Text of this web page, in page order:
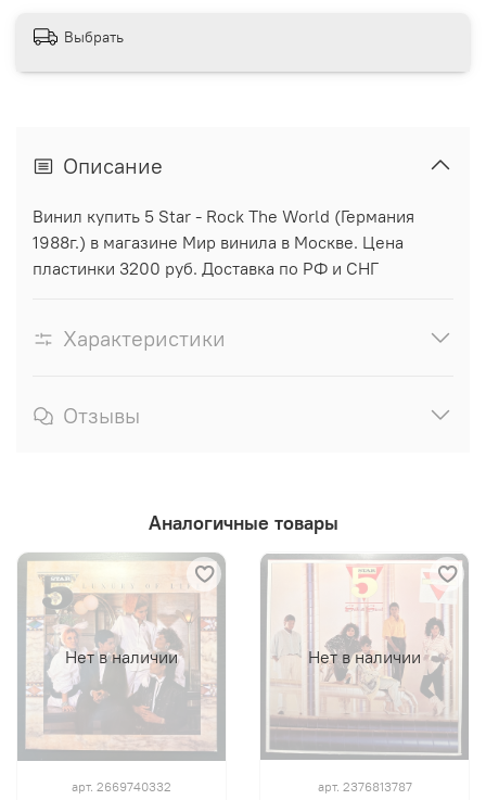
Выбрать
Описание
Винил купить 5 Star - Rock The World (Германия
1988г.) в магазине Мир винила в Москве. Цена
пластинки 3200 руб. Доставка по РФ и СНГ
Характеристики
Отзывы
Аналогичные товары
Нет в наличии
арт. 2669740332
Нет в наличии
арт. 2376813787